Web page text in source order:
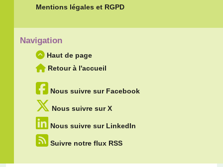
Mentions légales et RGPD
Navigation
Haut de page
Retour à l'accueil
Nous suivre sur Facebook
Nous suivre sur X
Nous suivre sur LinkedIn
Suivre notre flux RSS